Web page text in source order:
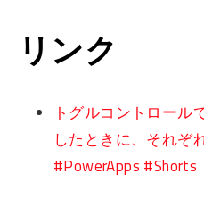
リンク
トグルコントロール
したときに、それぞ
#PowerApps #Shorts